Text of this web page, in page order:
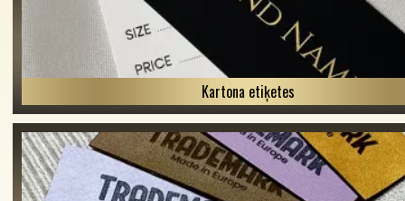
Kartona etiķetes